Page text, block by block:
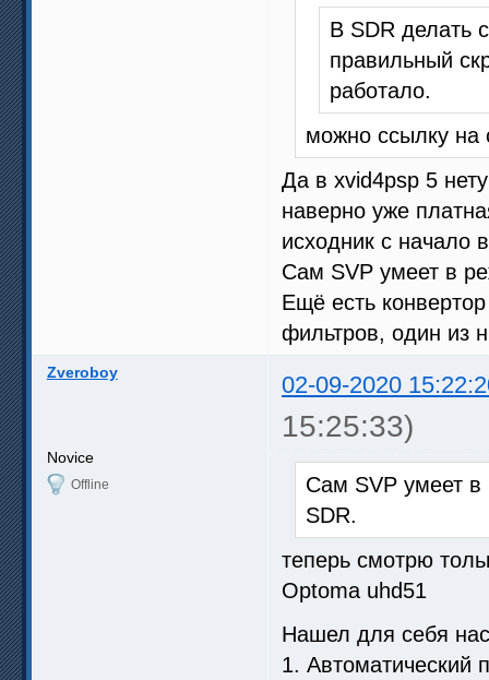
В SDR делать
правильный
работало.
можно ссылку на
Да в xvid4psp 5
наверно уже
исходник с начало
Сам SVP умеет в
Ещё есть
фильтров, один из
Zveroboy 02-09-2020
15:25:33)
Novice
Offline
Сам SVP умеет в
SDR.
теперь смотрю
Optoma uhd51
Нашел для себя
1. Автоматический